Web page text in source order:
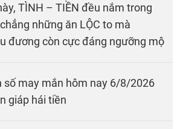
TÌNH – TIỀN đều nắm trong
những ăn LỘC to mà
đương còn cực đáng ngưỡng mộ
số may mắn hôm nay 6/8/2026
giáp hái tiền